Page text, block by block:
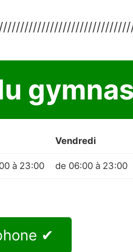
Vendredi
à 23:00 de 06:00 à 23:00
✔